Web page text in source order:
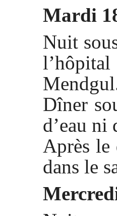
Mardi
Nuit
Dîner
d’eau ni
Après le
dans le